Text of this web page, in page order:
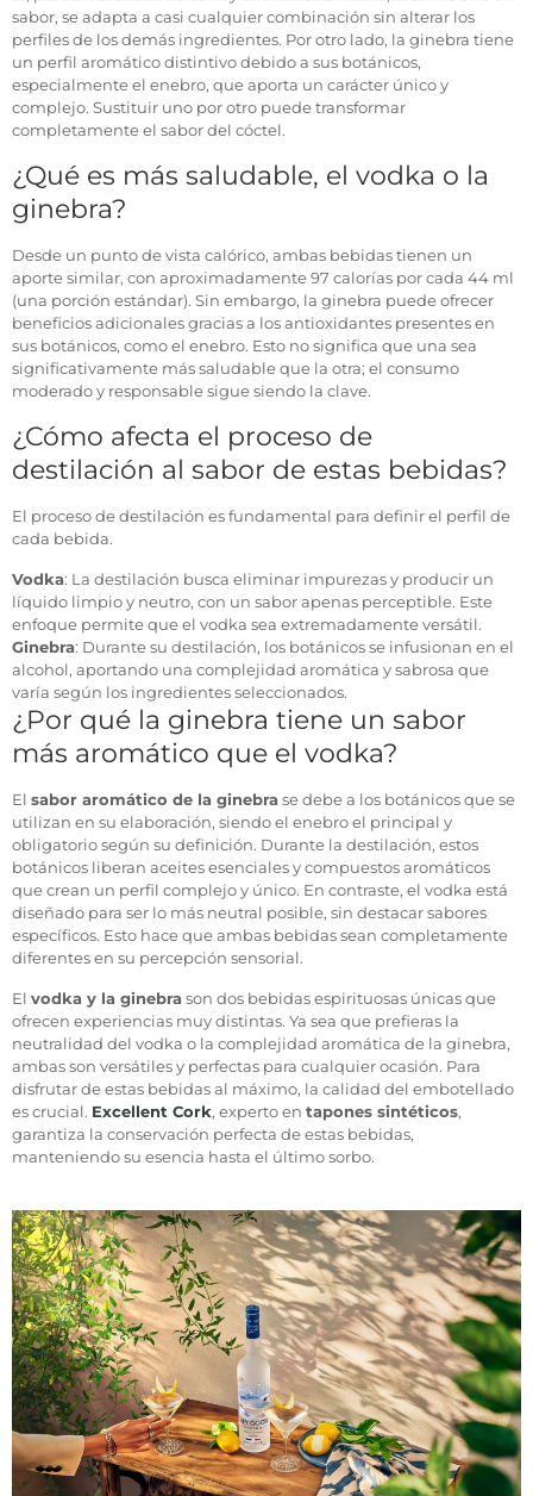
sabor, se adapta a casi cualquier combinación sin alterar los
perfiles de los demás ingredientes. Por otro lado, la ginebra tiene
un perfil aromático distintivo debido a sus botánicos,
especialmente el enebro, que aporta un carácter único y
complejo. Sustituir uno por otro puede transformar
completamente el sabor del cóctel.
¿Qué es más saludable, el vodka o la
ginebra?
Desde un punto de vista calórico, ambas bebidas tienen un
aporte similar, con aproximadamente 97 calorías por cada 44 ml
(una porción estándar). Sin embargo, la ginebra puede ofrecer
beneficios adicionales gracias a los antioxidantes presentes en
sus botánicos, como el enebro. Esto no significa que una sea
significativamente más saludable que la otra; el consumo
moderado y responsable sigue siendo la clave.
¿Cómo afecta el proceso de
destilación al sabor de estas bebidas?
El proceso de destilación es fundamental para definir el perfil de
cada bebida.
Vodka: La destilación busca eliminar impurezas y producir un
líquido limpio y neutro, con un sabor apenas perceptible. Este
enfoque permite que el vodka sea extremadamente versátil.
Ginebra: Durante su destilación, los botánicos se infusionan en el
alcohol, aportando una complejidad aromática y sabrosa que
varía según los ingredientes seleccionados.
¿Por qué la ginebra tiene un sabor
más aromático que el vodka?
El sabor aromático de la ginebra se debe a los botánicos que se
utilizan en su elaboración, siendo el enebro el principal y
obligatorio según su definición. Durante la destilación, estos
botánicos liberan aceites esenciales y compuestos aromáticos
que crean un perfil complejo y único. En contraste, el vodka está
diseñado para ser lo más neutral posible, sin destacar sabores
específicos. Esto hace que ambas bebidas sean completamente
diferentes en su percepción sensorial.
El vodka y la ginebra son dos bebidas espirituosas únicas que
ofrecen experiencias muy distintas. Ya sea que prefieras la
neutralidad del vodka o la complejidad aromática de la ginebra,
ambas son versátiles y perfectas para cualquier ocasión. Para
disfrutar de estas bebidas al máximo, la calidad del embotellado
es crucial. Excellent Cork, experto en tapones sintéticos,
garantiza la conservación perfecta de estas bebidas,
manteniendo su esencia hasta el último sorbo.